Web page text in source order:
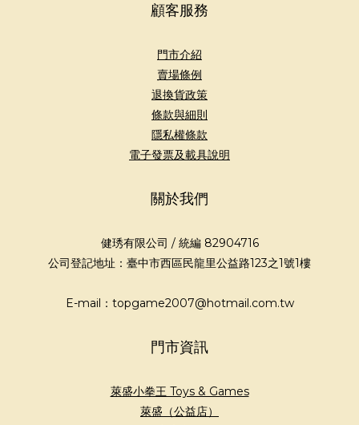
顧客服務
門市介紹
賣場條例
退換貨政策
條款與細則
隱私權條款
電子發票及載具說明
關於我們
健琇有限公司 / 統編 82904716
公司登記地址：臺中市西區民龍里公益路123之1號1樓
E-mail：topgame2007@hotmail.com.tw
門市資訊
萊盛小拳王 Toys & Games
萊盛（公益店）